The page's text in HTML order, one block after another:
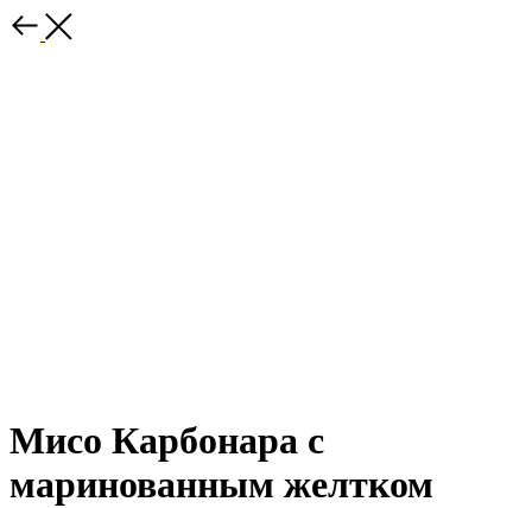
Мисо Карбонара с
маринованным желтком